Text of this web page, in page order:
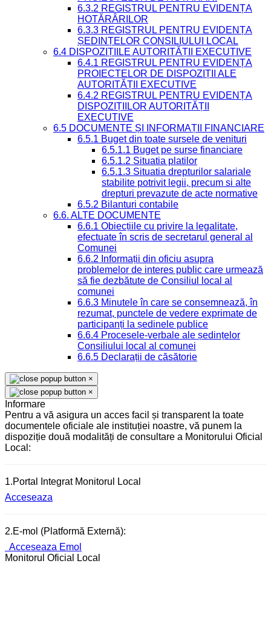
6.3.2 REGISTRUL PENTRU EVIDENȚA
HOTĂRÂRILOR
6.3.3 REGISTRUL PENTRU EVIDENȚA
ȘEDINȚELOR CONSILIULUI LOCAL
6.4 DISPOZIȚIILE AUTORITĂȚII EXECUTIVE
6.4.1 REGISTRUL PENTRU EVIDENȚA
PROIECTELOR DE DISPOZIȚII ALE
AUTORITĂȚII EXECUTIVE
6.4.2 REGISTRUL PENTRU EVIDENȚA
DISPOZIȚIILOR AUTORITĂȚII
EXECUTIVE
6.5 DOCUMENTE ȘI INFORMAȚII FINANCIARE
6.5.1 Buget din toate sursele de venituri
6.5.1.1 Buget pe surse financiare
6.5.1.2 Situatia platilor
6.5.1.3 Situatia drepturilor salariale
stabilite potrivit legii, precum si alte
drepturi prevazute de acte normative
6.5.2 Bilanturi contabile
6.6. ALTE DOCUMENTE
6.6.1 Obiecțiile cu privire la legalitate,
efectuate în scris de secretarul general al
Comunei
6.6.2 Informații din oficiu asupra
problemelor de interes public care urmează
să fie dezbătute de Consiliul local al
comunei
6.6.3 Minutele în care se consemnează, în
rezumat, punctele de vedere exprimate de
participanți la ședinele publice
6.6.4 Procesele-verbale ale ședințelor
Consiliului local al comunei
6.6.5 Declarații de căsătorie
×
×
Informare
Pentru a vă asigura un acces facil și transparent la toate
documentele oficiale ale instituției noastre, vă punem la
dispoziție două modalități de consultare a Monitorului Oficial
Local:
1.Portal Integrat Monitorul Local
Acceseaza
2.E-mol (Platformă Externă):
Acceseaza Emol
Monitorul Oficial Local